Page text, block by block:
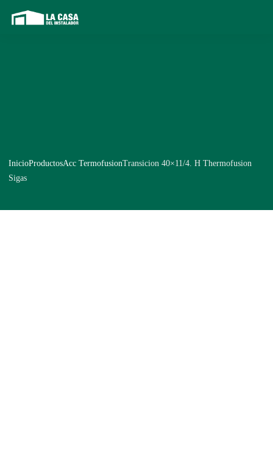
InicioProductosAcc TermofusionTransicion 40×11/4. H Thermofusion
Sigas